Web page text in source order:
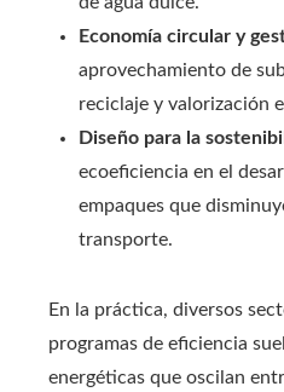
Economía circular y
aprovechamiento de
reciclaje y valorización
Diseño para la
ecoeficiencia en el
empaques que
transporte.
En la práctica, diversos
programas de eficiencia
energéticas que oscilan